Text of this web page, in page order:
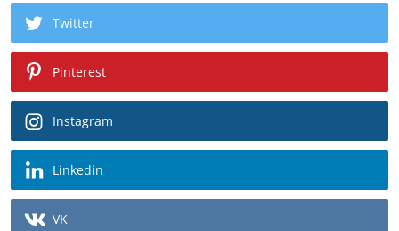
Twitter
Pinterest
Instagram
Linkedin
VK